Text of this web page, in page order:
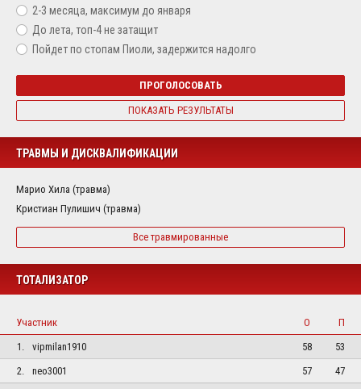
2-3 месяца, максимум до января
До лета, топ-4 не затащит
Пойдет по стопам Пиоли, задержится надолго
ПРОГОЛОСОВАТЬ
ПОКАЗАТЬ РЕЗУЛЬТАТЫ
ТРАВМЫ И ДИСКВАЛИФИКАЦИИ
Марио Хила (травма)
Кристиан Пулишич (травма)
Все травмированные
ТОТАЛИЗАТОР
Участник О
П
1.
vipmilan1910 58
53
2.
neo3001 57
47